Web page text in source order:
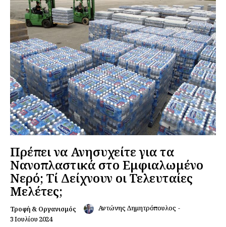
Πρέπει να Ανησυχείτε για τα
Νανοπλαστικά στο Εμφιαλωμένο
Νερό; Τί Δείχνουν οι Τελευταίες
Μελέτες;
Τροφή & Οργανισμός Αντώνης Δημητρόπουλος -
3 Ιουλίου 2024